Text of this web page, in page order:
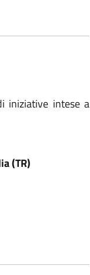
iniziative intese a
(TR)